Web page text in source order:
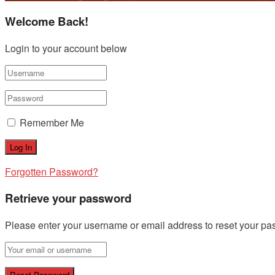
Welcome Back!
Login to your account below
Remember Me
Forgotten Password?
Retrieve your password
Please enter your username or email address to reset your